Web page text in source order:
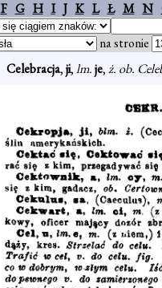
F G H I J K L Ł M N
na stronie
Celebracja,ji,lm.je,ż. ob.